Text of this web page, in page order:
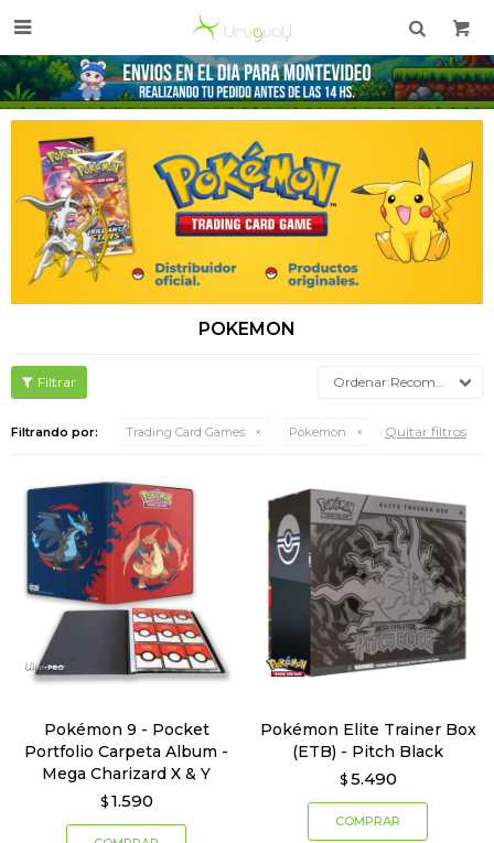

POKEMON
Recomendados
Filtrando por: Trading Card Games Pokemon Quitar filtros
Pokémon 9 - Pocket
Portfolio Carpeta Album -
Mega Charizard X & Y
$ 1.590
Pokémon Elite Trainer Box
(ETB) - Pitch Black
$ 5.490